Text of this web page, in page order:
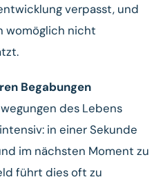
verpasst, und
womöglich nicht
Begabungen
des Lebens
in einer Sekunde
im nächsten Moment zu
führt dies oft zu